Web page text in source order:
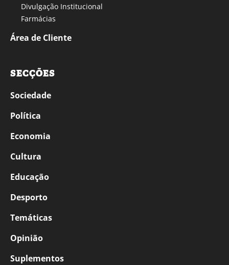
Divulgação Institucional
Farmácias
Área de Cliente
SECÇÕES
Sociedade
Política
Economia
Cultura
Educação
Desporto
Temáticas
Opinião
Suplementos